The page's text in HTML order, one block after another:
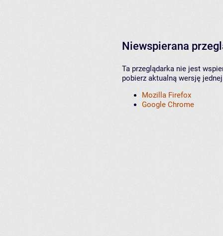
Niewspierana
Ta przeglądarka nie jest
pobierz aktualną wersję
Mozilla Firefox
Google Chrome